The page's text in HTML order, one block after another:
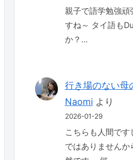
親子で語学勉強頑
すね～ タイ語も
か？…
行き場のない母
Naomiより
2026-01-29
こちらも人間で
ではありませんか